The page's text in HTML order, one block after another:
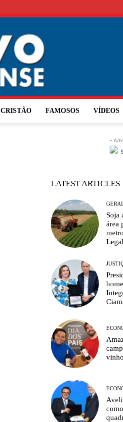
CRISTÃO FAMOSOS VÍDEOS
-
LATEST ARTICLES
Soja
área
Legal